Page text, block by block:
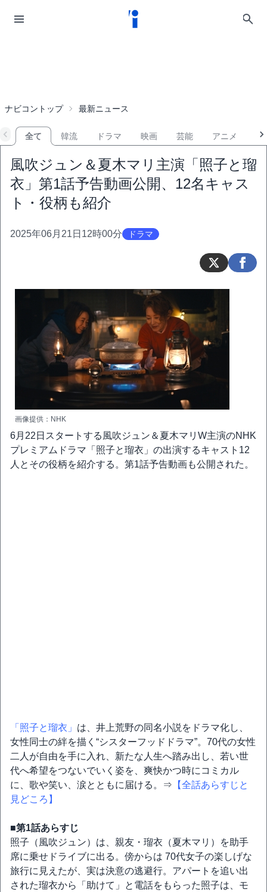
ナビコントップ 最新ニュース
全て 韓流 ドラマ 映画 芸能 アニメ
風吹ジュン＆夏木マリ主演「照子と瑠
衣」第1話予告動画公開、12名キャス
ト・役柄も紹介
2025年06月21日12時00分 ドラマ
画像提供：NHK
6月22日スタートする風吹ジュン＆夏木マリW主演のNHK
プレミアムドラマ「照子と瑠衣」の出演するキャスト12
人とその役柄を紹介する。第1話予告動画も公開された。
「照子と瑠衣」 は、井上荒野の同名小説をドラマ化し、
女性同士の絆を描く“シスターフッドドラマ”。70代の女性
二人が自由を手に入れ、新たな人生へ踏み出し、若い世
代へ希望をつないでいく姿を、爽快かつ時にコミカル
に、歌や笑い、涙とともに届ける。⇒ 【全話あらすじと
見どころ】
■第1話あらすじ
照子（風吹ジュン）は、親友・瑠衣（夏木マリ）を助手
席に乗せドライブに出る。傍からは 70代女子の楽しげな
旅行に見えたが、実は決意の逃避行。アパートを追い出
された瑠衣から「助けて」と電話をもらった照子は、モ